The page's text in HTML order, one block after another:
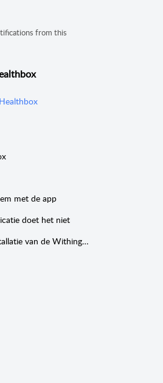
from this
met de app
doet het niet
Download en installatie van de Withings Health Mate app